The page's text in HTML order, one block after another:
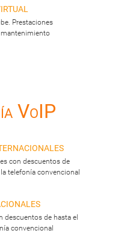
Prestaciones
mantenimiento
VoIP
con descuentos de
telefonía convencional
descuentos de hasta el
convencional